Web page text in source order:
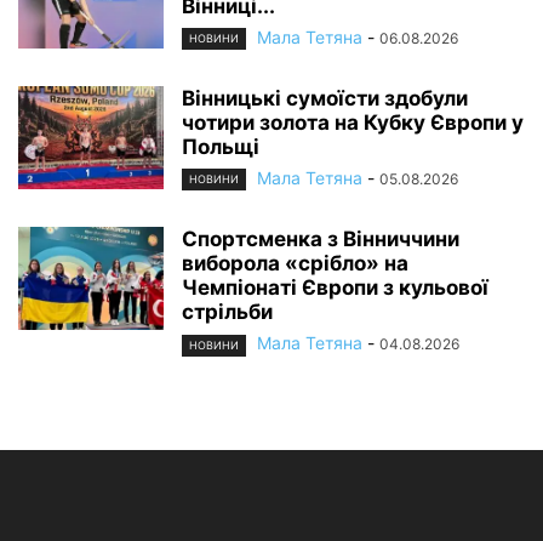
Вінниці...
НОВИНИ Мала Тетяна - 06.08.2026
Вінницькі сумоїсти здобули
чотири золота на Кубку Європи у
Польщі
НОВИНИ Мала Тетяна - 05.08.2026
Спортсменка з Вінниччини
виборола «срібло» на
Чемпіонаті Європи з кульової
стрільби
НОВИНИ Мала Тетяна - 04.08.2026